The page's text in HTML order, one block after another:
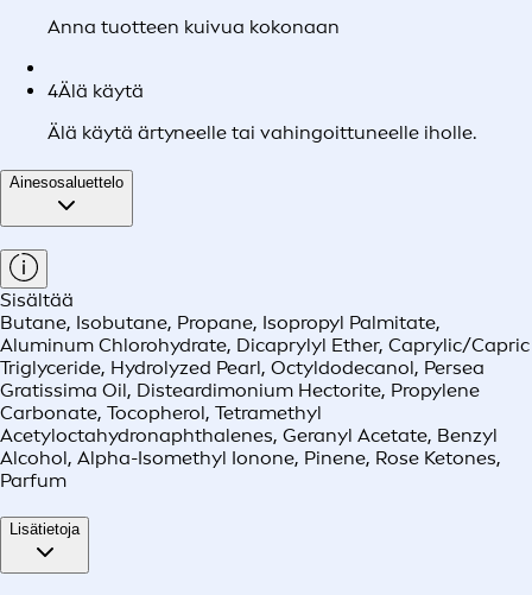
Anna tuotteen kuivua kokonaan
4Älä käytä
Älä käytä ärtyneelle tai vahingoittuneelle iholle.
Ainesosaluettelo
Sisältää
Butane, Isobutane, Propane, Isopropyl Palmitate,
Aluminum Chlorohydrate, Dicaprylyl Ether, Caprylic/Capric
Triglyceride, Hydrolyzed Pearl, Octyldodecanol, Persea
Gratissima Oil, Disteardimonium Hectorite, Propylene
Carbonate, Tocopherol, Tetramethyl
Acetyloctahydronaphthalenes, Geranyl Acetate, Benzyl
Alcohol, Alpha-Isomethyl Ionone, Pinene, Rose Ketones,
Parfum
Lisätietoja